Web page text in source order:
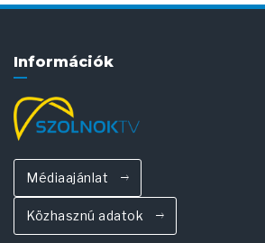
Információk
Médiaajánlat
Közhasznú adatok